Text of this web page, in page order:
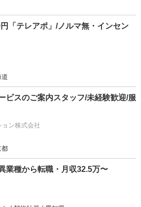
「テレアポ」/ノルマ無・インセン
ビスのご案内スタッフ/未経験歓迎/服
ン株式会社
都
業種から転職・月収32.5万〜